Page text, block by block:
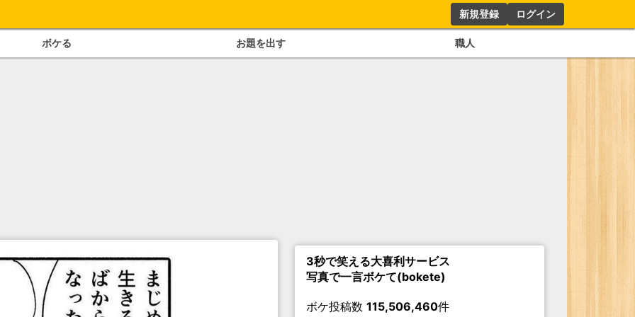
新規登録 ログイン
ボケる お題を出す 職人
3秒で笑える大喜利サービス
写真で一言ボケて(bokete)
ボケ投稿数 115,506,460件